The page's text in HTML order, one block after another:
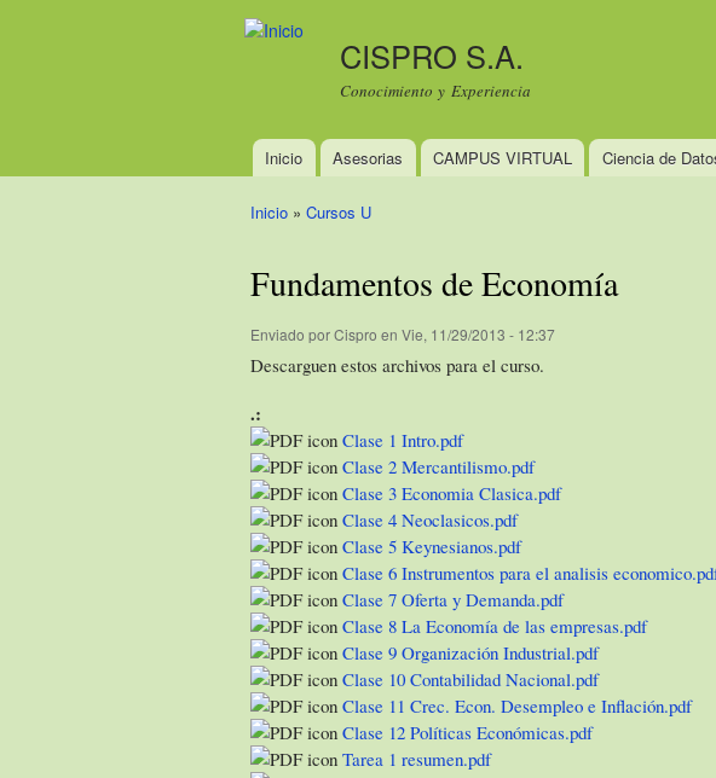
CISPRO S.A.
Conocimiento y Experiencia
Menú principal
Inicio Asesorias CAMPUS VIRTUAL Ciencia de
Inicio » Cursos U
Fundamentos de Economía
Enviado porCispro en Vie, 11/29/2013 - 12:37
Descarguen estos archivos para el curso.
.:
Clase 1 Intro.pdf
Clase 2 Mercantilismo.pdf
Clase 3 Economia Clasica.pdf
Clase 4 Neoclasicos.pdf
Clase 5 Keynesianos.pdf
Clase 6 Instrumentos para el analisis
Clase 7 Oferta y Demanda.pdf
Clase 8 La Economía de las empresas.pdf
Clase 9 Organización Industrial.pdf
Clase 10 Contabilidad Nacional.pdf
Clase 11 Crec. Econ. Desempleo e Inflación.pdf
Clase 12 Políticas Económicas.pdf
Tarea 1 resumen.pdf